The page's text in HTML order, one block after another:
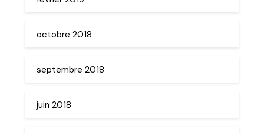
octobre 2018
septembre 2018
juin 2018